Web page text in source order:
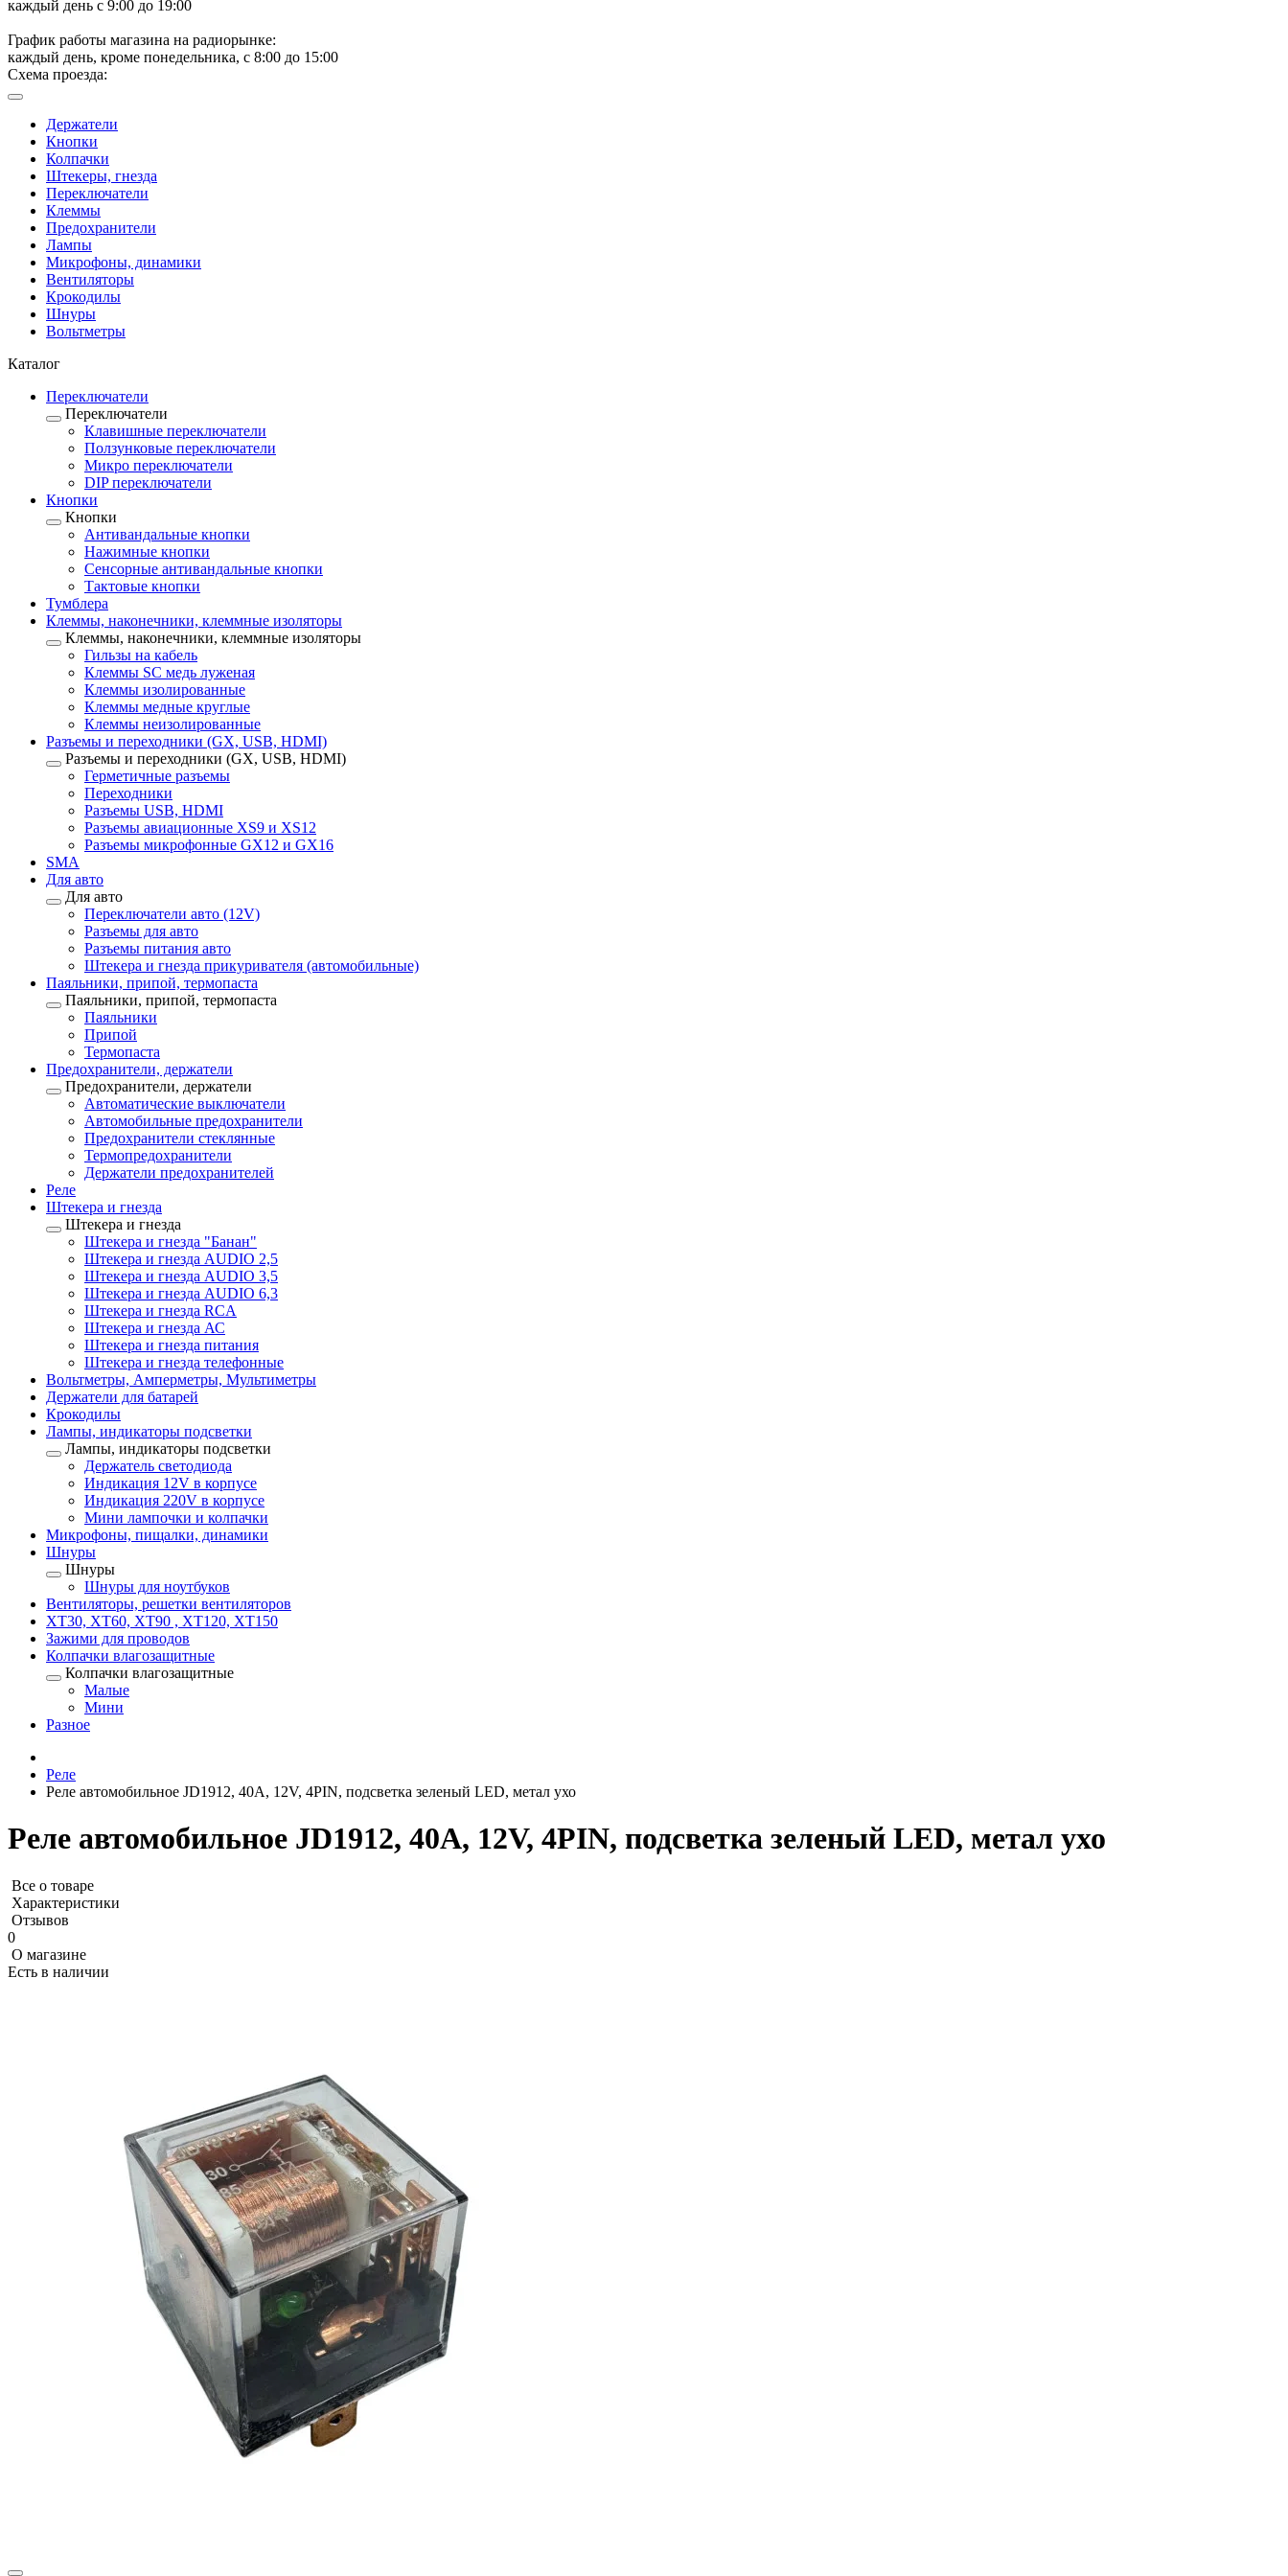
каждый день с 9:00 до 19:00
График работы магазина на радиорынке:
каждый день, кроме понедельника, с 8:00 до 15:00
Схема проезда:
Держатели
Кнопки
Колпачки
Штекеры, гнезда
Переключатели
Клеммы
Предохранители
Лампы
Микрофоны, динамики
Вентиляторы
Крокодилы
Шнуры
Вольтметры
Каталог
Переключатели
Переключатели
Клавишные переключатели
Ползунковые переключатели
Микро переключатели
DIP переключатели
Кнопки
Кнопки
Антивандальные кнопки
Нажимные кнопки
Сенсорные антивандальные кнопки
Тактовые кнопки
Тумблера
Клеммы, наконечники, клеммные изоляторы
Клеммы, наконечники, клеммные изоляторы
Гильзы на кабель
Клеммы SC медь луженая
Клеммы изолированные
Клеммы медные круглые
Клеммы неизолированные
Разъемы и переходники (GX, USB, HDMI)
Разъемы и переходники (GX, USB, HDMI)
Герметичные разъемы
Переходники
Разъемы USB, HDMI
Разъемы авиационные XS9 и XS12
Разъемы микрофонные GX12 и GX16
SMA
Для авто
Для авто
Переключатели авто (12V)
Разъемы для авто
Разъемы питания авто
Штекера и гнезда прикуривателя (автомобильные)
Паяльники, припой, термопаста
Паяльники, припой, термопаста
Паяльники
Припой
Термопаста
Предохранители, держатели
Предохранители, держатели
Автоматические выключатели
Автомобильные предохранители
Предохранители стеклянные
Термопредохранители
Держатели предохранителей
Реле
Штекера и гнезда
Штекера и гнезда
Штекера и гнезда "Банан"
Штекера и гнезда AUDIO 2,5
Штекера и гнезда AUDIO 3,5
Штекера и гнезда AUDIO 6,3
Штекера и гнезда RCA
Штекера и гнезда АС
Штекера и гнезда питания
Штекера и гнезда телефонные
Вольтметры, Амперметры, Мультиметры
Держатели для батарей
Крокодилы
Лампы, индикаторы подсветки
Лампы, индикаторы подсветки
Держатель светодиода
Индикация 12V в корпусе
Индикация 220V в корпусе
Мини лампочки и колпачки
Микрофоны, пищалки, динамики
Шнуры
Шнуры
Шнуры для ноутбуков
Вентиляторы, решетки вентиляторов
XT30, XT60, XT90 , XT120, XT150
Зажими для проводов
Колпачки влагозащитные
Колпачки влагозащитные
Малые
Мини
Разное
Реле
Реле автомобильное JD1912, 40A, 12V, 4PIN, подсветка зеленый LED, метал ухо
Реле автомобильное JD1912, 40A, 12V, 4PIN, подсветка зеленый LED, метал ухо
Все о товаре
Характеристики
Отзывов
0
О магазине
Есть в наличии